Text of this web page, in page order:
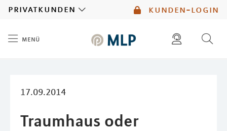
kunden-login
privatkunden
menü
17.09.2014
Traumhaus oder